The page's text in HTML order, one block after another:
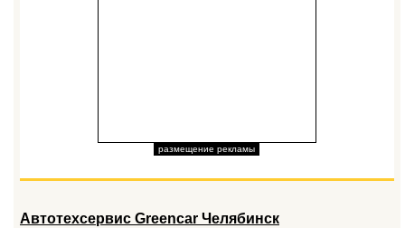
размещение рекламы
Автотехсервис Greencar Челябинск